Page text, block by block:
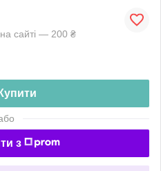
сайті — 200 ₴
Купити
з